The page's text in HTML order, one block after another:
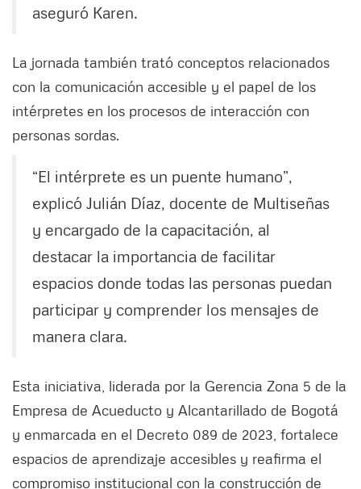
aseguró Karen.
La jornada también trató conceptos relacionados
con la comunicación accesible y el papel de los
intérpretes en los procesos de interacción con
personas sordas.
“El intérprete es un puente humano”,
explicó Julián Díaz, docente de Multiseñas
y encargado de la capacitación, al
destacar la importancia de facilitar
espacios donde todas las personas puedan
participar y comprender los mensajes de
manera clara.
Esta iniciativa, liderada por la Gerencia Zona 5 de la
Empresa de Acueducto y Alcantarillado de Bogotá
y enmarcada en el Decreto 089 de 2023, fortalece
espacios de aprendizaje accesibles y reafirma el
compromiso institucional con la construcción de